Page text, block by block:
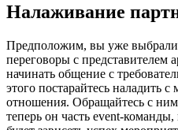
Налаживание
Предположим, вы уже
переговоры с представителем
начинать общение с
этого постарайтесь наладить
отношения. Обращайтесь с
теперь он часть event-команды,